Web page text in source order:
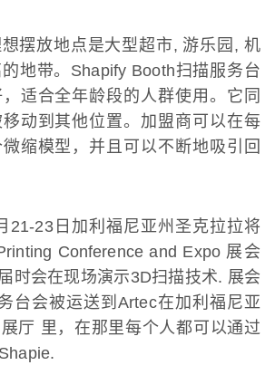
摆放地点是大型超市, 游乐园 , 机
地带。 Shapify Booth扫描服务台
适合全年龄段的人群使用。它同
动到其他位置。加盟商可以在每
缩模型，并且可以不断地吸引回
21-23日加利福尼亚州圣克拉拉将
Conference and Expo 展会
时会在现场演示3D扫描技术. 展会
台会被运送到 Artec在加利福尼亚
厅 里，在那里每个人都可以通过
Shapie.